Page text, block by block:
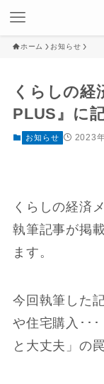
ホーム お知らせ
くらしの経
PLUS』に
お知らせ 2023
くらしの経済
執筆記事が掲
ます。
今回執筆した
や住宅購入･･
と大丈夫」の